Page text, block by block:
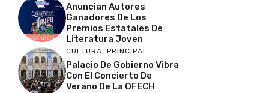
Anuncian Autores
Ganadores De Los
Premios Estatales De
Literatura Joven
CULTURA, PRINCIPAL
Palacio De Gobierno Vibra
Con El Concierto De
Verano De La OFECH